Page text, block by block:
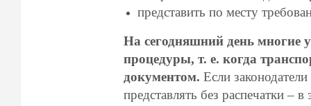
представить по месту
На сегодняшний день многие
процедуры, т. е. когда
документом. Если
представлять без распечатки –